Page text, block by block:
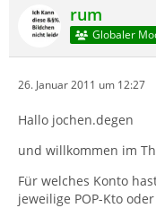
rum
Globaler
26. Januar 2011 um 12:27
Hallo jochen.degen
und willkommen im
Für welches Konto
jeweilige POP-Kto